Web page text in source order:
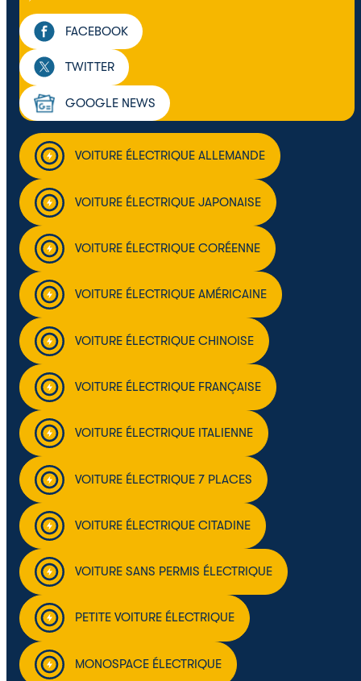
FACEBOOK
TWITTER
GOOGLE NEWS
VOITURE ÉLECTRIQUE ALLEMANDE
VOITURE ÉLECTRIQUE JAPONAISE
VOITURE ÉLECTRIQUE CORÉENNE
VOITURE ÉLECTRIQUE AMÉRICAINE
VOITURE ÉLECTRIQUE CHINOISE
VOITURE ÉLECTRIQUE FRANÇAISE
VOITURE ÉLECTRIQUE ITALIENNE
VOITURE ÉLECTRIQUE 7 PLACES
VOITURE ÉLECTRIQUE CITADINE
VOITURE SANS PERMIS ÉLECTRIQUE
PETITE VOITURE ÉLECTRIQUE
MONOSPACE ÉLECTRIQUE